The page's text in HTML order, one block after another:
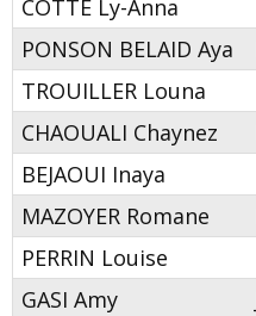
COTTE Ly-Anna
PONSON BELAID Aya
TROUILLER Louna
CHAOUALI Chaynez
BEJAOUI Inaya
MAZOYER Romane
PERRIN Louise
GASI Amy